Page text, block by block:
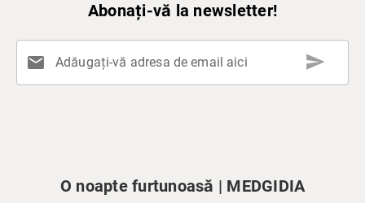
Abonați-vă la newsletter!
mail Adăugați-vă adresa de email aici send
O noapte furtunoasă | MEDGIDIA